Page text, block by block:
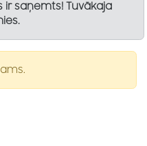
ir saņemts! Tuvākaja